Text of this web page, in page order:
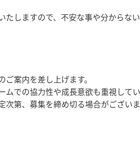
しますので、不安な事や分からな
案内を差し上げます。
での協力性や成長意欲も重視してい
第、募集を締め切る場合がござい